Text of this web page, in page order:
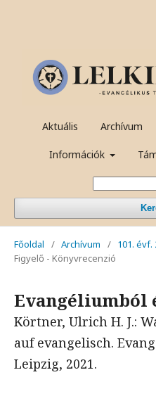
Aktuális Archívum
Információk
Főoldal / Archívum / 101. évf.
Figyelő - Könyvrecenzió
Evangéliumból
Körtner, Ulrich H. J.:
auf evangelisch.
Leipzig, 2021.